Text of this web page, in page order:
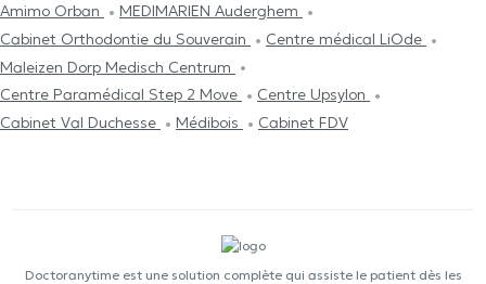
Amimo Orban
MEDIMARIEN Auderghem
Cabinet Orthodontie du Souverain
Centre médical LiOde
Maleizen Dorp Medisch Centrum
Centre Paramédical Step 2 Move
Centre Upsylon
Cabinet Val Duchesse
Médibois Cabinet FDV
Doctoranytime est une solution complète qui assiste le patient dès les